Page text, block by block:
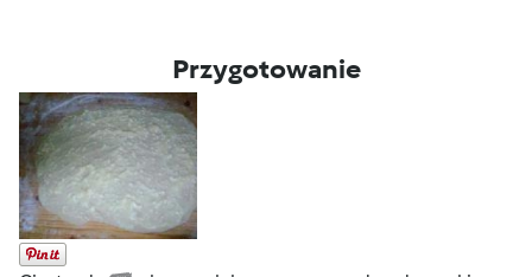
Przygotowanie